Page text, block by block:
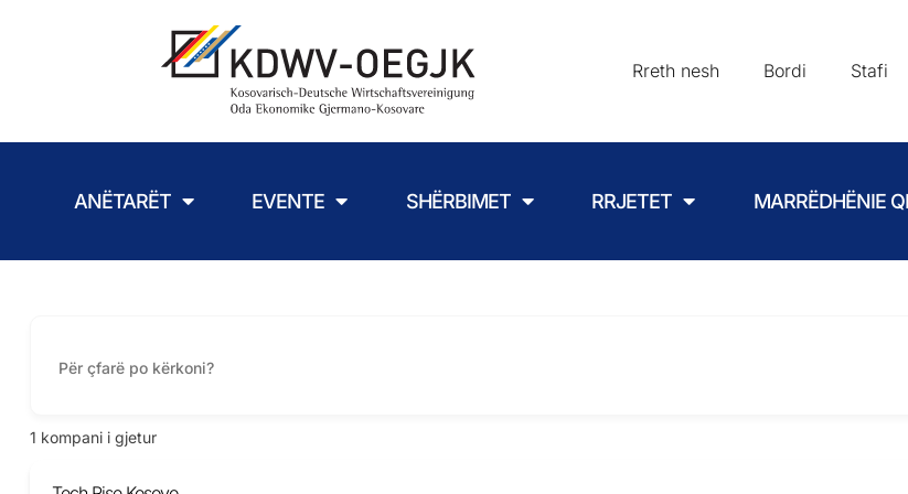
Rreth nesh Bordi Stafi
ANËTARËT EVENTE SHËRBIMET RRJETET MARRËDHËNIE
1 kompani i gjetur